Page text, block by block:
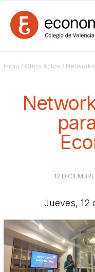
Inicio / Otros Actos /
12
Jueves, 12